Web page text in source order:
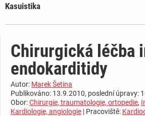
Kasuistika
Chirurgická léčba
endokarditidy
Autor: Marek Šetina
Publikováno: 13.9.2010, poslední úpravy:
Obor:Chirurgie, traumatologie, ortopedie,
Kardiologie, angiologie | Pracoviště: